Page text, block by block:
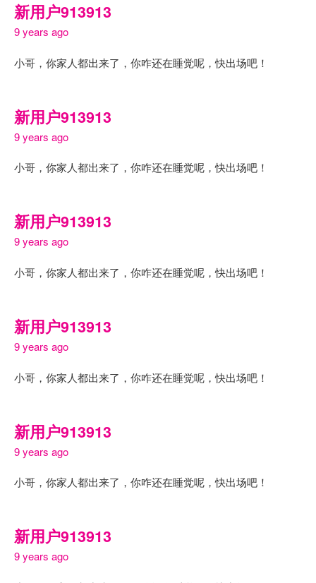
新用户913913
9 years ago
小哥，你家人都出来了，你咋还在睡觉呢，快出场吧！
新用户913913
9 years ago
小哥，你家人都出来了，你咋还在睡觉呢，快出场吧！
新用户913913
9 years ago
小哥，你家人都出来了，你咋还在睡觉呢，快出场吧！
新用户913913
9 years ago
小哥，你家人都出来了，你咋还在睡觉呢，快出场吧！
新用户913913
9 years ago
小哥，你家人都出来了，你咋还在睡觉呢，快出场吧！
新用户913913
9 years ago